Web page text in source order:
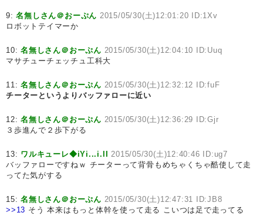
9:名無しさん＠おーぷん 2015/05/30(土)12:01:20 ID:1Xv
ロボットテイマーか
10:名無しさん＠おーぷん 2015/05/30(土)12:04:10 ID:Uuq
マサチューチェッチュ工科大
11:名無しさん＠おーぷん 2015/05/30(土)12:32:12 ID:fuF
チーターというよりバッファローに近い
12:名無しさん＠おーぷん 2015/05/30(土)12:36:29 ID:Gjr
３歩進んで２歩下がる
13: ワルキューレ◆iYi...i.lI
2015/05/30(土)12:40:46 ID:ug7
バッファローですねｗ チーターって背骨もめちゃくちゃ酷使して走
ってた気がする
15:名無しさん＠おーぷん 2015/05/30(土)12:47:31 ID:JB8
>>13 そう 本来はもっと体幹を使って走る こいつは足で走ってる